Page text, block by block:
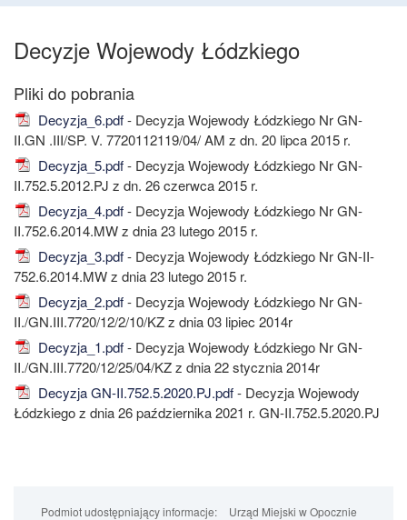
Decyzje Wojewody Łódzkiego
Decyzja_6.pdf- Decyzja Wojewody Łódzkiego Nr GN-
II.GN .III/SP. V. 7720112119/04/ AM z dn. 20 lipca 2015 r.
Decyzja_5.pdf- Decyzja Wojewody Łódzkiego Nr GN-
II.752.5.2012.PJ z dn. 26 czerwca 2015 r.
Decyzja_4.pdf- Decyzja Wojewody Łódzkiego Nr GN-
II.752.6.2014.MW z dnia 23 lutego 2015 r.
Decyzja_3.pdf- Decyzja Wojewody Łódzkiego Nr GN-II-
752.6.2014.MW z dnia 23 lutego 2015 r.
Decyzja_2.pdf- Decyzja Wojewody Łódzkiego Nr GN-
II./GN.III.7720/12/2/10/KZ z dnia 03 lipiec 2014r
Decyzja_1.pdf- Decyzja Wojewody Łódzkiego Nr GN-
II./GN.III.7720/12/25/04/KZ z dnia 22 stycznia 2014r
Decyzja GN-II.752.5.2020.PJ.pdf- Decyzja Wojewody
Łódzkiego z dnia 26 października 2021 r. GN-II.752.5.2020.PJ
Podmiot udostępniający informacje:
Urząd Miejski w Opocznie